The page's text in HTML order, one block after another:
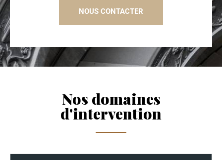
NOUS CONTACTER
Nos domaines
d'intervention